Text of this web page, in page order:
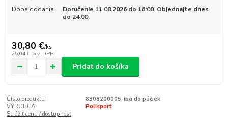
Doba dodania
Doručenie 11.08.2026 do 16:00. Objednajte dnes
do 24:00
30,80 €/ks
25,04 € bez DPH
Pridať do košíka
Číslo produktu:
8308200005-iba do páčiek
VÝROBCA:
Polisport
Strážiť cenu / dostupnosť